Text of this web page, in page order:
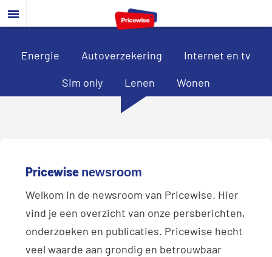
Door
naar
hoofd
Spring
naar
eerste
Spring
naar
voettekst
Energie Autoverzekering Internet en tv
Sim only Lenen Wonen
Pricewise newsroom
Welkom in de newsroom van Pricewise. Hier
vind je een overzicht van onze persberichten,
onderzoeken en publicaties. Pricewise hecht
veel waarde aan grondig en betrouwbaar